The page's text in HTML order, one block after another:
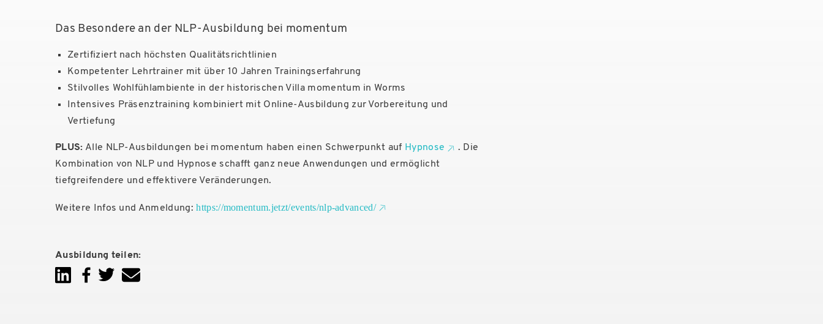
Das Besondere an der NLP-Ausbildung bei momentum
Zertifiziert nach höchsten Qualitätsrichtlinien
Kompetenter Lehrtrainer mit über 10 Jahren Trainingserfahrung
Stilvolles Wohlfühlambiente in der historischen Villa momentum in Worms
Intensives Präsenztraining kombiniert mit Online-Ausbildung zur Vorbereitung und
Vertiefung
PLUS: Alle NLP-Ausbildungen bei momentum haben einen Schwerpunkt auf Hypnose
. Die
Kombination von NLP und Hypnose schafft ganz neue Anwendungen und ermöglicht
tiefgreifendere und effektivere Veränderungen.
Weitere Infos und Anmeldung:https://momentum.jetzt/events/nlp-advanced/
Ausbildung teilen: